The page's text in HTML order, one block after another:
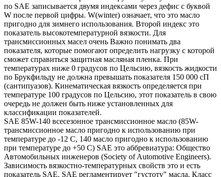
по SAE записывается двумя индексами через дефис с буквой
W после первой цифры. W(winter) означает, что это масло
пригодно для зимнего использования. Второй индекс это
показатель высокотемпературной вязкости. Для
трансмиссионных масел очень Важно понимать два
показателя, которые помогают определить нагрузку с которой
сможет справиться защитная масляная пленка. При
температурах ниже 0 градусов по Цельсию, вязкость жидкости
по Брукфильду не должна превышать показателя 150 000 сП
(сантипуазов). Кинематическая вязкость определяется при
температуре 100 градусов по Цельсию, этот показатель в свою
очередь не должен быть ниже установленных для
классификации показателей.
SAE 85W-140 всесезонное трансмиссионное масло (85W-
трансмиссионное масло пригодно к использованию при
температуре до -12 С, 140 масло пригодно к использованию
при температуре до +50 С) SAE это аббревиатура: Общество
Автомобильных инженеров (Society of Automotive Engineers).
Зависимость вязкостно-температурных свойств это и есть
показатель SAE. SAE регламентирует "густоту" масла. Класс